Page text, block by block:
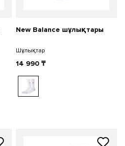
New Balance шұлықтары
Шұлықтар
14 990 ₸